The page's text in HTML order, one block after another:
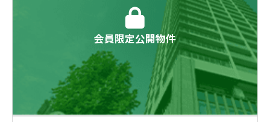
会員限定公開物件